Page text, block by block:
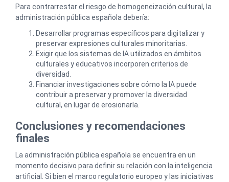
Para contrarrestar el riesgo de homogeneización cultural, la
administración pública española debería:
Desarrollar programas específicos para digitalizar y
preservar expresiones culturales minoritarias.
Exigir que los sistemas de IA utilizados en ámbitos
culturales y educativos incorporen criterios de
diversidad.
Financiar investigaciones sobre cómo la IA puede
contribuir a preservar y promover la diversidad
cultural, en lugar de erosionarla.
Conclusiones y recomendaciones
finales
La administración pública española se encuentra en un
momento decisivo para definir su relación con la inteligencia
artificial. Si bien el marco regulatorio europeo y las iniciativas